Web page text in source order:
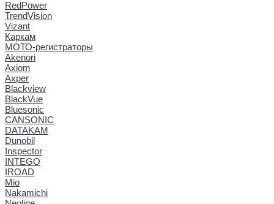
RedPower
TrendVision
Vizant
Каркам
МОТО-регистраторы
Akenori
Axiom
Axper
Blackview
BlackVue
Bluesonic
CANSONIC
DATAKAM
Dunobil
Inspector
INTEGO
IROAD
Mio
Nakamichi